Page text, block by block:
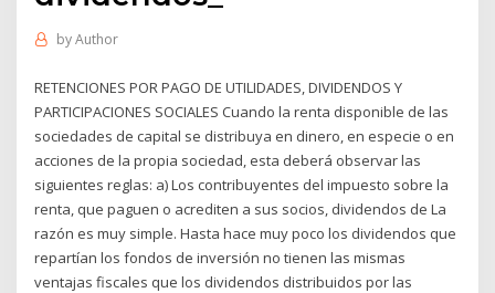
byAuthor
RETENCIONES POR PAGO DE UTILIDADES, DIVIDENDOS Y
PARTICIPACIONES SOCIALES Cuando la renta disponible de las
sociedades de capital se distribuya en dinero, en especie o en
acciones de la propia sociedad, esta deberá observar las
siguientes reglas: a) Los contribuyentes del impuesto sobre la
renta, que paguen o acrediten a sus socios, dividendos de La
razón es muy simple. Hasta hace muy poco los dividendos que
repartían los fondos de inversión no tienen las mismas
ventajas fiscales que los dividendos distribuidos por las